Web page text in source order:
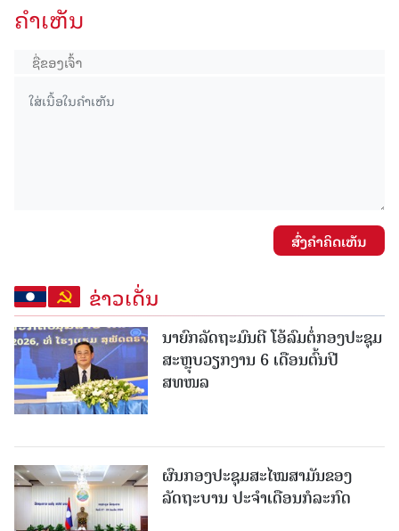
ຄໍາເຫັນ
ສົ່ງຄໍາຄິດເຫັນ
ຂ່າວເດັ່ນ
ນາຍົກລັດຖະມົນຕີ ໂອ້ລົມຕໍ່ກອງປະຊຸມ
ສະຫຼຸບວຽກງານ 6 ເດືອນຕົ້ນປີ
ສທໜລ
ຜົນກອງປະຊຸມສະໄໝສາມັນຂອງ
ລັດຖະບານ ປະຈຳເດືອນກໍລະກົດ